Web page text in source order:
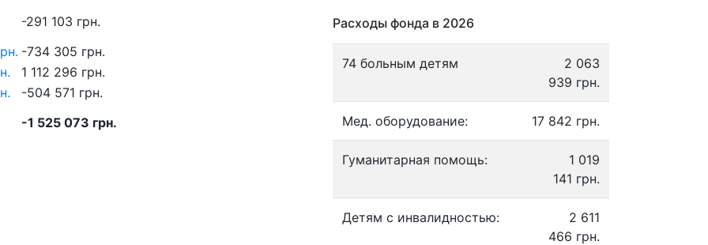
-291 103 грн.
-734 305 грн.
1 112 296 грн.
-504 571 грн.
-1 525 073 грн.
Расходы фонда в 2026
74 больным детям
2 063
939 грн.
Мед. оборудование: 17 842 грн.
Гуманитарная помощь:
1 019
141 грн.
Детям с инвалидностью:
2 611
466 грн.